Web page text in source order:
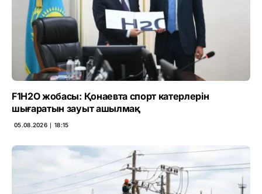
F1H2O жобасы: Қонаевта спорт катерлерін
шығаратын зауыт ашылмақ
05.08.2026 ∣ 18:15